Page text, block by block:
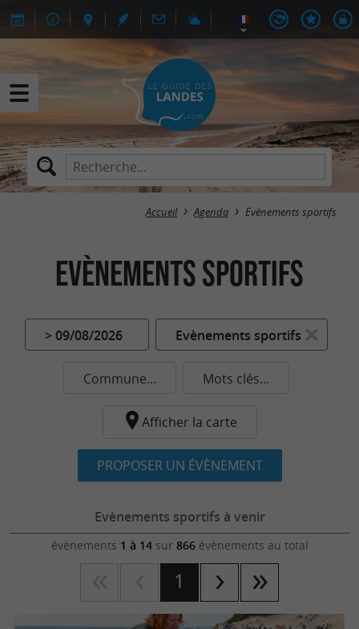
Accueil Agenda Evènements sportifs
Evènements sportifs
> 09/08/2026 Evènements sportifs
Commune... Mots clés...
Afficher la carte
PROPOSER UN ÉVÈNEMENT
Evènements sportifs à venir
évènements 1 à 14sur 866évènements au total
1